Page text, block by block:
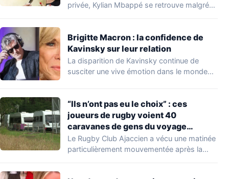
privée, Kylian Mbappé se retrouve malgré
Brigitte Macron : la confidence de
Kavinsky sur leur relation
La disparition de Kavinsky continue de
susciter une vive émotion dans le monde
“Ils n’ont pas eu le choix” : ces
joueurs de rugby voient 40
caravanes de gens du voyage
s’installer dans leur stade, ils les
délogent en moins d’1 heure
Le Rugby Club Ajaccien a vécu une matinée
particulièrement mouvementée après la